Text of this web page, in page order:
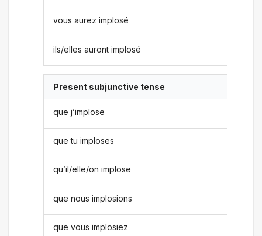
vous aurez implosé
ils/elles auront implosé
Present subjunctive tense
que j’implose
que tu imploses
qu’il/elle/on implose
que nous implosions
que vous implosiez